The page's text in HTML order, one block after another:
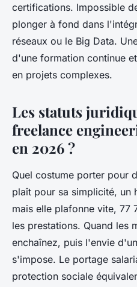
certifications. Impossible
plonger à fond dans
réseaux ou le Big Data.
d'une formation continue
en projets complexes.
Les statuts
freelance
en 2026 ?
Quel costume porter pour
plaît pour sa simplicité, un
mais elle plafonne vite, 77
les prestations. Quand les
enchaînez, puis l'envie
s'impose. Le portage
protection sociale